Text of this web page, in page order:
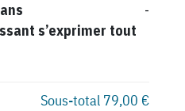
s’exprimer tout
-
Sous-total 79,00 €